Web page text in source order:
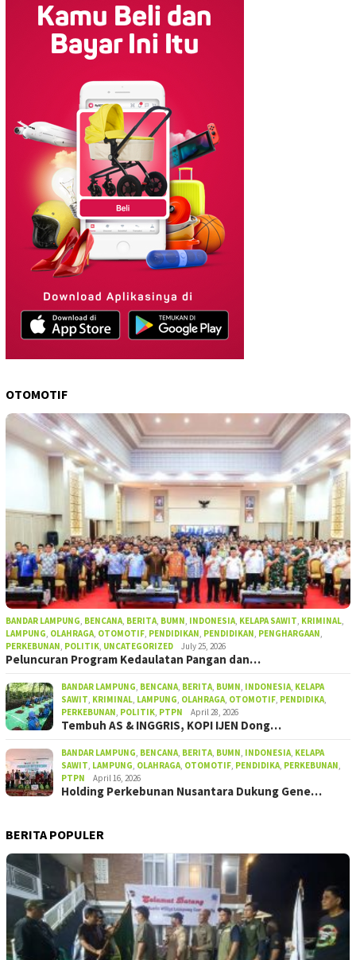
OTOMOTIF
BANDAR LAMPUNG BENCANA BERITA BUMN INDONESIA KELAPA SAWIT KRIMINAL
LAMPUNG OLAHRAGA OTOMOTIF PENDIDIKAN PENDIDIKAN PENGHARGAAN
PERKEBUNAN POLITIK UNCATEGORIZED July 25, 2026
Peluncuran Program Kedaulatan Pangan dan…
BANDAR LAMPUNG BENCANA BERITA BUMN INDONESIA KELAPA
SAWIT KRIMINAL LAMPUNG OLAHRAGA OTOMOTIF PENDIDIKA
PERKEBUNAN POLITIK PTPN April 28, 2026
Tembuh AS & INGGRIS, KOPI IJEN Dong…
BANDAR LAMPUNG BENCANA BERITA BUMN INDONESIA KELAPA
SAWIT LAMPUNG OLAHRAGA OTOMOTIF PENDIDIKA PERKEBUNAN
PTPN
April 16, 2026
Holding Perkebunan Nusantara Dukung Gene…
BERITA POPULER